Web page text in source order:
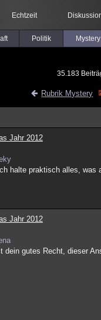
Echtzeit
Politik Mystery
35.183
Rubrik Mystery
Jahr 2012
halte praktisch alles, was
Jahr 2012
dein gutes Recht, dieser